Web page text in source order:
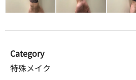
Category
特殊メイク